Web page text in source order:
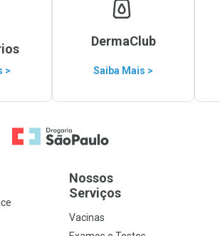
>
DermaClub
Saiba Mais >
Ir para a Home
Nossos
Serviços
Vacinas